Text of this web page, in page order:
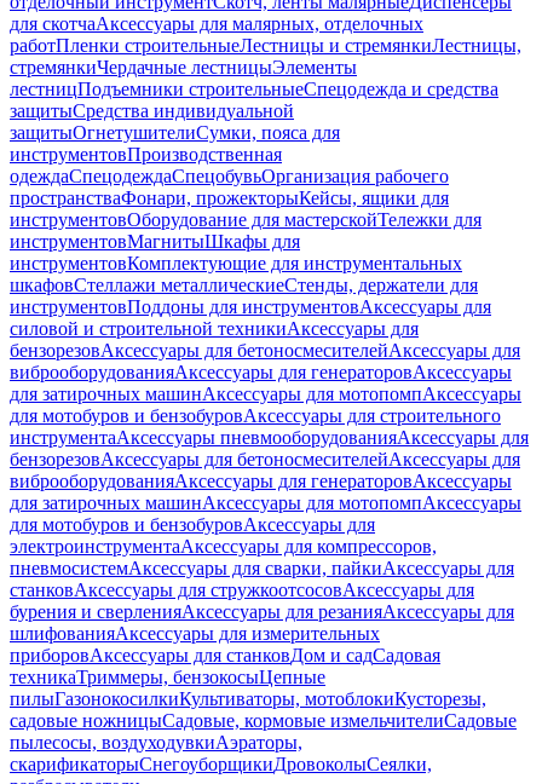
для скотчаАксессуары для малярных, отделочных
работПленки строительныеЛестницы и стремянкиЛестницы,
стремянкиЧердачные лестницыЭлементы
лестницПодъемники строительныеСпецодежда и средства
защитыСредства индивидуальной
защитыОгнетушителиСумки, пояса для
инструментовПроизводственная
одеждаСпецодеждаСпецобувьОрганизация рабочего
пространстваФонари, прожекторыКейсы, ящики для
инструментовОборудование для мастерскойТележки для
инструментовМагнитыШкафы для
инструментовКомплектующие для инструментальных
шкафовСтеллажи металлическиеСтенды, держатели для
инструментовПоддоны для инструментовАксессуары для
силовой и строительной техникиАксессуары для
бензорезовАксессуары для бетоносмесителейАксессуары для
виброоборудованияАксессуары для генераторовАксессуары
для затирочных машинАксессуары для мотопомпАксессуары
для мотобуров и бензобуровАксессуары для строительного
инструментаАксессуары пневмооборудованияАксессуары для
бензорезовАксессуары для бетоносмесителейАксессуары для
виброоборудованияАксессуары для генераторовАксессуары
для затирочных машинАксессуары для мотопомпАксессуары
для мотобуров и бензобуровАксессуары для
электроинструментаАксессуары для компрессоров,
пневмосистемАксессуары для сварки, пайкиАксессуары для
станковАксессуары для стружкоотсосовАксессуары для
бурения и сверленияАксессуары для резанияАксессуары для
шлифованияАксессуары для измерительных
приборовАксессуары для станковДом и садСадовая
техникаТриммеры, бензокосыЦепные
пилыГазонокосилкиКультиваторы, мотоблокиКусторезы,
садовые ножницыСадовые, кормовые измельчителиСадовые
пылесосы, воздуходувкиАэраторы,
скарификаторыСнегоуборщикиДровоколыСеялки,